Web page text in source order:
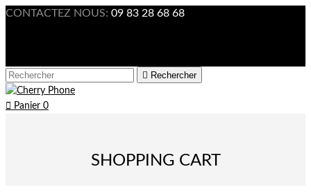
CONTACTEZ NOUS: 09 83 28 68 68
 Rechercher
 Panier 0
SHOPPING CART